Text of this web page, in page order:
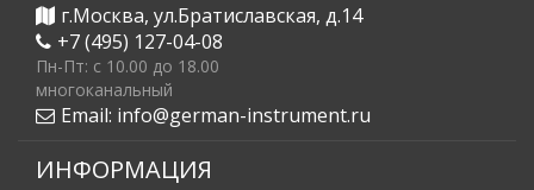
г.Москва, ул.Братиславская, д.14
+7 (495) 127-04-08
Пн-Пт: c 10.00 до 18.00
многоканальный
Email: info@german-instrument.ru
ИНФОРМАЦИЯ